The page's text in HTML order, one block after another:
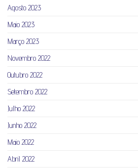
Agosto 2023
Maio 2023
Março 2023
Novembro 2022
Outubro 2022
Setembro 2022
Julho 2022
Junho 2022
Maio 2022
Abril 2022